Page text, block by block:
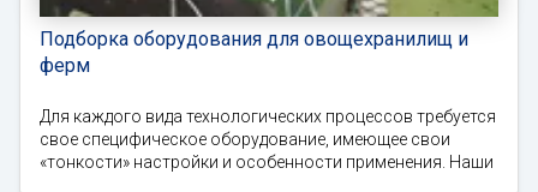
Подборка оборудования для овощехранилищ и
ферм
Для каждого вида технологических процессов требуется
свое специфическое оборудование, имеющее свои
«тонкости» настройки и особенности применения. Наши